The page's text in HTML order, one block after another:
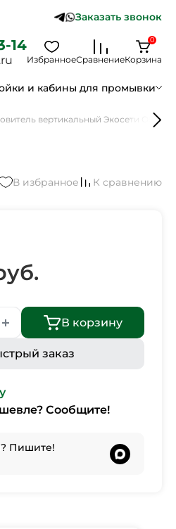
Заказать звонок
14
ИзбранноеСравнениеКорзина
0
и кабины для промывки
вертикальный Экосети ОВПП
В избранное К сравнению
В корзину
заказ
Сообщите!
Пишите!